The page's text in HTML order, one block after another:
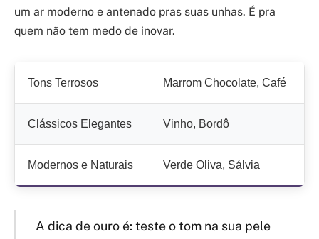
um ar moderno e antenado pras suas unhas. É pra
quem não tem medo de inovar.
Tons Terrosos Marrom Chocolate, Café
Clássicos Elegantes Vinho, Bordô
Modernos e Naturais Verde Oliva, Sálvia
A dica de ouro é: teste o tom na sua pele